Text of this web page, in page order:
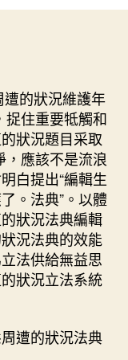
格
教
室
以
體
系
不
雅
念
引
領
生
遭
的狀況維護年
捉住重要牴觸和
狀況題目采取
，應該不是流浪
白提出“編輯生
。法典”。以體
狀況法典編輯
況法典的效能
法供給無益思
狀況立法系統
遭的狀況法典